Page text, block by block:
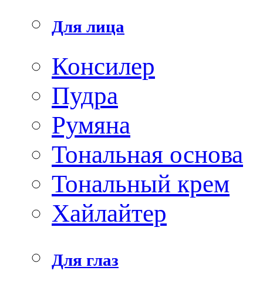
Для лица
Консилер
Пудра
Румяна
Тональная основа
Тональный крем
Хайлайтер
Для глаз